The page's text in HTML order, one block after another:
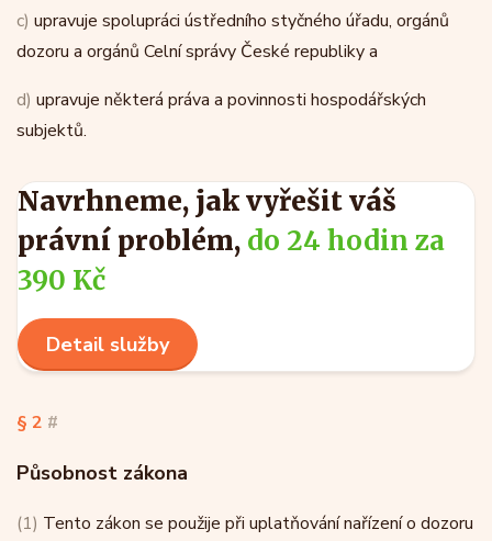
c) upravuje spolupráci ústředního styčného úřadu, orgánů
dozoru a orgánů Celní správy České republiky a
d) upravuje některá práva a povinnosti hospodářských
subjektů.
Navrhneme, jak vyřešit váš
právní problém, do 24 hodin za
390 Kč
Detail služby
§ 2 #
Působnost zákona
(1) Tento zákon se použije při uplatňování nařízení o dozoru